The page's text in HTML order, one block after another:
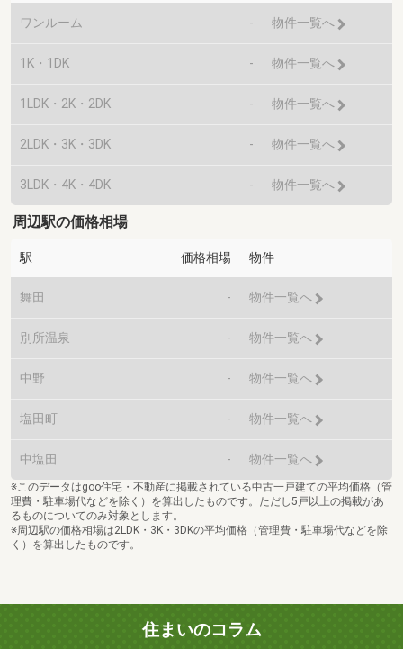
ワンルーム - 物件一覧へ
1K・1DK - 物件一覧へ
1LDK・2K・2DK - 物件一覧へ
2LDK・3K・3DK - 物件一覧へ
3LDK・4K・4DK - 物件一覧へ
周辺駅の価格相場
駅 価格相場 物件
舞田 - 物件一覧へ
別所温泉 - 物件一覧へ
中野 - 物件一覧へ
塩田町 - 物件一覧へ
中塩田 - 物件一覧へ
※このデータはgoo住宅・不動産に掲載されている中古一戸建ての平均価格（管
理費・駐車場代などを除く）を算出したものです。ただし5戸以上の掲載があ
るものについてのみ対象とします。
※周辺駅の価格相場は2LDK・3K・3DKの平均価格（管理費・駐車場代などを除
く）を算出したものです。
住まいのコラム